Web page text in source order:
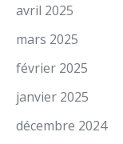
avril 2025
mars 2025
février 2025
janvier 2025
décembre 2024